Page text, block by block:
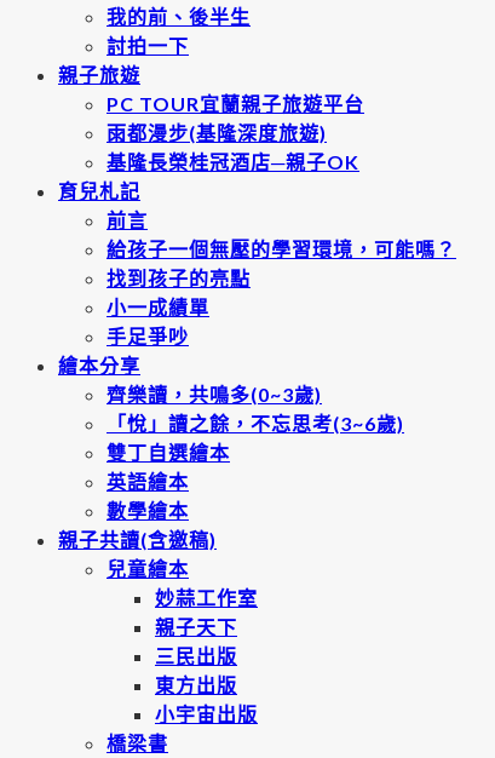
我的前、後半生
討拍一下
親子旅遊
PC TOUR宜蘭親子旅遊平台
雨都漫步(基隆深度旅遊)
基隆長榮桂冠酒店─親子OK
育兒札記
前言
給孩子一個無壓的學習環境，可能嗎？
找到孩子的亮點
小一成績單
手足爭吵
繪本分享
齊樂讀，共鳴多(0~3歲)
「悅」讀之餘，不忘思考(3~6歲)
雙丁自選繪本
英語繪本
數學繪本
親子共讀(含邀稿)
兒童繪本
妙蒜工作室
親子天下
三民出版
東方出版
小宇宙出版
橋梁書